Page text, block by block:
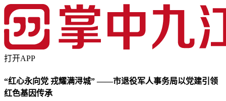
打开APP
“红心永向党 戎耀满浔城” ——市退役军人事务局以党建引领
红色基因传承